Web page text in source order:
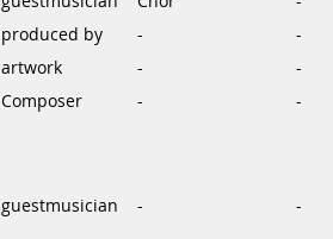
produced by -
-
artwork -
-
Composer - -
guestmusician - -